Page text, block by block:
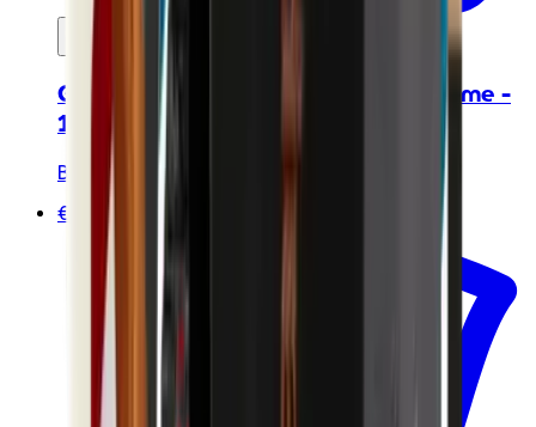
In mijn winkelwagen
Gecertificeerde biologische scheercrème -
120ml
Bivouak
€10.00